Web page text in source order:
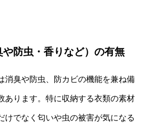
防虫・香りなど）の有無
消臭や防虫、防カビの機能を兼ね備
あります。特に収納する衣類の素材
けでなく匂いや虫の被害が気になる